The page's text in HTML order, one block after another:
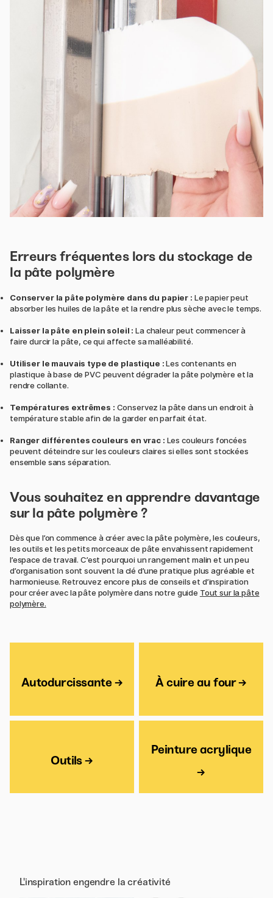
Erreurs fréquentes lors du stockage de
la pâte polymère
Conserver la pâte polymère dans du papier : Le papier peut
absorber les huiles de la pâte et la rendre plus sèche avec le temps.
Laisser la pâte en plein soleil : La chaleur peut commencer à
faire durcir la pâte, ce qui affecte sa malléabilité.
Utiliser le mauvais type de plastique :Les contenants en
plastique à base de PVC peuvent dégrader la pâte polymère et la
rendre collante.
Températures extrêmes : Conservez la pâte dans un endroit à
température stable afin de la garder en parfait état.
Ranger différentes couleurs en vrac : Les couleurs foncées
peuvent déteindre sur les couleurs claires si elles sont stockées
ensemble sans séparation.
Vous souhaitez en apprendre davantage
sur la pâte polymère ?
Dès que l’on commence à créer avec la pâte polymère, les couleurs,
les outils et les petits morceaux de pâte envahissent rapidement
l’espace de travail. C’est pourquoi un rangement malin et un peu
d’organisation sont souvent la clé d’une pratique plus agréable et
harmonieuse. Retrouvez encore plus de conseils et d’inspiration
pour créer avec la pâte polymère dans notre guide Tout sur la pâte
polymère.
Autodurcissante → À cuire au four →
Outils →
Peinture acrylique
→
L'inspiration engendre la créativité